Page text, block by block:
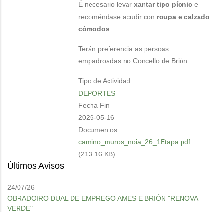
É necesario levarxantar tipo pícnic e
recoméndase acudir con roupa e calzado
cómodos
Terán preferencia as persoas
empadroadas no Concello de Brión.
Tipo de Actividad
DEPORTES
Fecha Fin
2026-05-16
Documentos
camino_muros_noia_26_1Etapa.pdf
(213.16 KB)
Últimos Avisos
24/07/26
OBRADOIRO DUAL DE EMPREGO AMES E BRIÓN "RENOVA
VERDE"